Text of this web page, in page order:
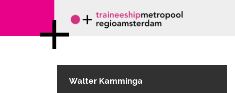
Walter Kamminga